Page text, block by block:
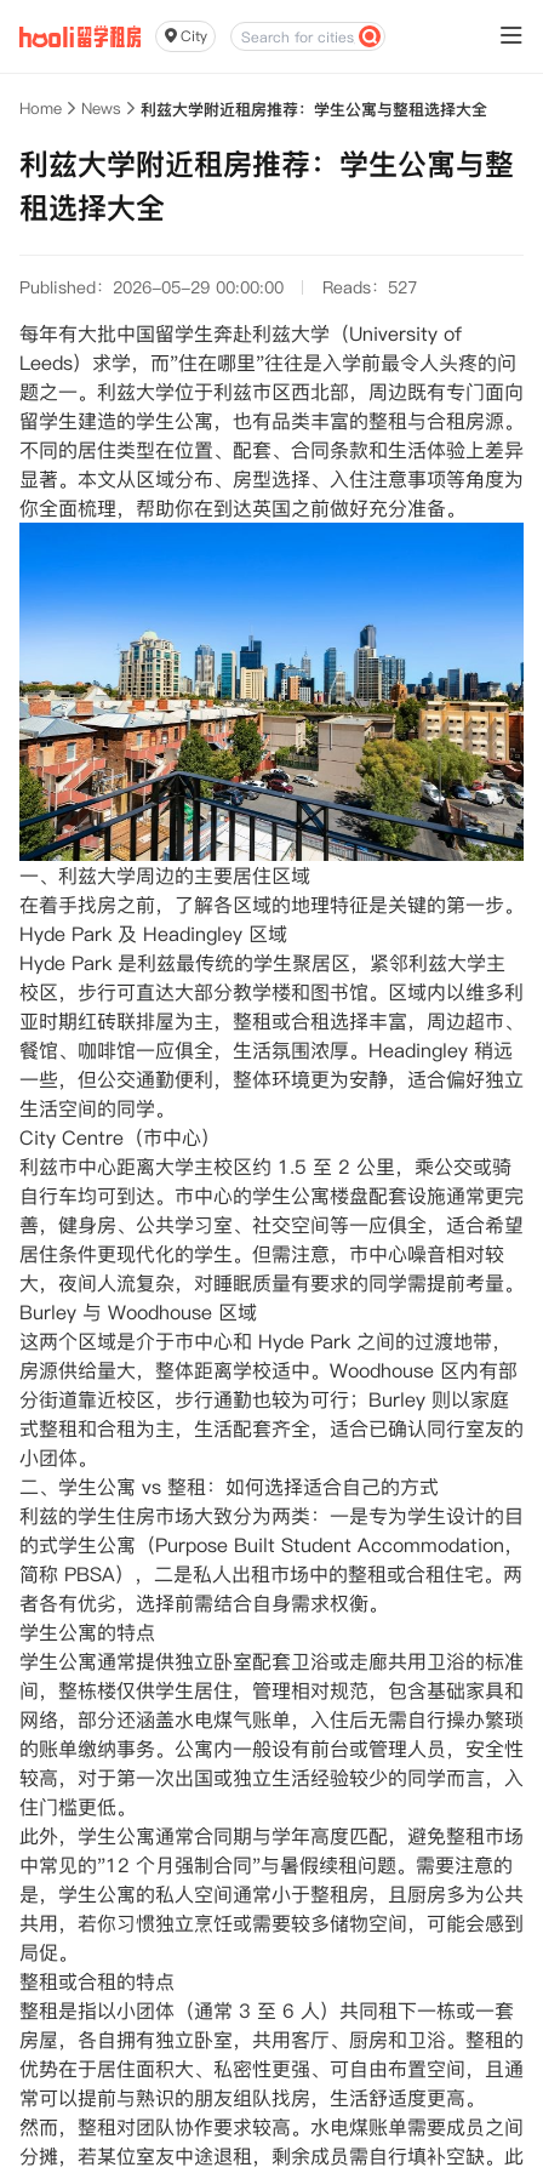
City
Home News 利兹大学附近租房推荐：学生公寓与整租选择大全
利兹大学附近租房推荐：学生公寓与整
租选择大全
Published：2026-05-29 00:00:00 Reads：527
每年有大批中国留学生奔赴利兹大学（University of
Leeds）求学，而"住在哪里"往往是入学前最令人头疼的问
题之一。利兹大学位于利兹市区西北部，周边既有专门面向
留学生建造的学生公寓，也有品类丰富的整租与合租房源。
不同的居住类型在位置、配套、合同条款和生活体验上差异
显著。本文从区域分布、房型选择、入住注意事项等角度为
你全面梳理，帮助你在到达英国之前做好充分准备。
一、利兹大学周边的主要居住区域
在着手找房之前，了解各区域的地理特征是关键的第一步。
Hyde Park 及 Headingley 区域
Hyde Park 是利兹最传统的学生聚居区，紧邻利兹大学主
校区，步行可直达大部分教学楼和图书馆。区域内以维多利
亚时期红砖联排屋为主，整租或合租选择丰富，周边超市、
餐馆、咖啡馆一应俱全，生活氛围浓厚。Headingley 稍远
一些，但公交通勤便利，整体环境更为安静，适合偏好独立
生活空间的同学。
City Centre（市中心）
利兹市中心距离大学主校区约 1.5 至 2 公里，乘公交或骑
自行车均可到达。市中心的学生公寓楼盘配套设施通常更完
善，健身房、公共学习室、社交空间等一应俱全，适合希望
居住条件更现代化的学生。但需注意，市中心噪音相对较
大，夜间人流复杂，对睡眠质量有要求的同学需提前考量。
Burley 与 Woodhouse 区域
这两个区域是介于市中心和 Hyde Park 之间的过渡地带，
房源供给量大，整体距离学校适中。Woodhouse 区内有部
分街道靠近校区，步行通勤也较为可行；Burley 则以家庭
式整租和合租为主，生活配套齐全，适合已确认同行室友的
小团体。
二、学生公寓 vs 整租：如何选择适合自己的方式
利兹的学生住房市场大致分为两类：一是专为学生设计的目
的式学生公寓（Purpose Built Student Accommodation，
简称 PBSA），二是私人出租市场中的整租或合租住宅。两
者各有优劣，选择前需结合自身需求权衡。
学生公寓的特点
学生公寓通常提供独立卧室配套卫浴或走廊共用卫浴的标准
间，整栋楼仅供学生居住，管理相对规范，包含基础家具和
网络，部分还涵盖水电煤气账单，入住后无需自行操办繁琐
的账单缴纳事务。公寓内一般设有前台或管理人员，安全性
较高，对于第一次出国或独立生活经验较少的同学而言，入
住门槛更低。
此外，学生公寓通常合同期与学年高度匹配，避免整租市场
中常见的"12 个月强制合同"与暑假续租问题。需要注意的
是，学生公寓的私人空间通常小于整租房，且厨房多为公共
共用，若你习惯独立烹饪或需要较多储物空间，可能会感到
局促。
整租或合租的特点
整租是指以小团体（通常 3 至 6 人）共同租下一栋或一套
房屋，各自拥有独立卧室，共用客厅、厨房和卫浴。整租的
优势在于居住面积大、私密性更强、可自由布置空间，且通
常可以提前与熟识的朋友组队找房，生活舒适度更高。
然而，整租对团队协作要求较高。水电煤账单需要成员之间
分摊，若某位室友中途退租，剩余成员需自行填补空缺。此